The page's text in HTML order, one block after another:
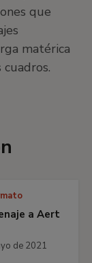
que
matérica
a Aert
de 2021